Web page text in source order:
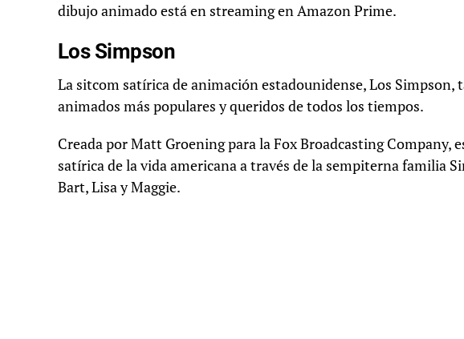
dibujo animado está en streaming en Amazon Prime.
Los Simpson
La sitcom satírica de animación estadounidense, Los
animados más populares y queridos de todos los tiempos.
Creada por Matt Groening para la Fox Broadcasting Company,
satírica de la vida americana a través de la sempiterna familia
Bart, Lisa y Maggie.